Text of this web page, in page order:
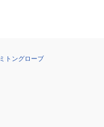
ミトングローブ